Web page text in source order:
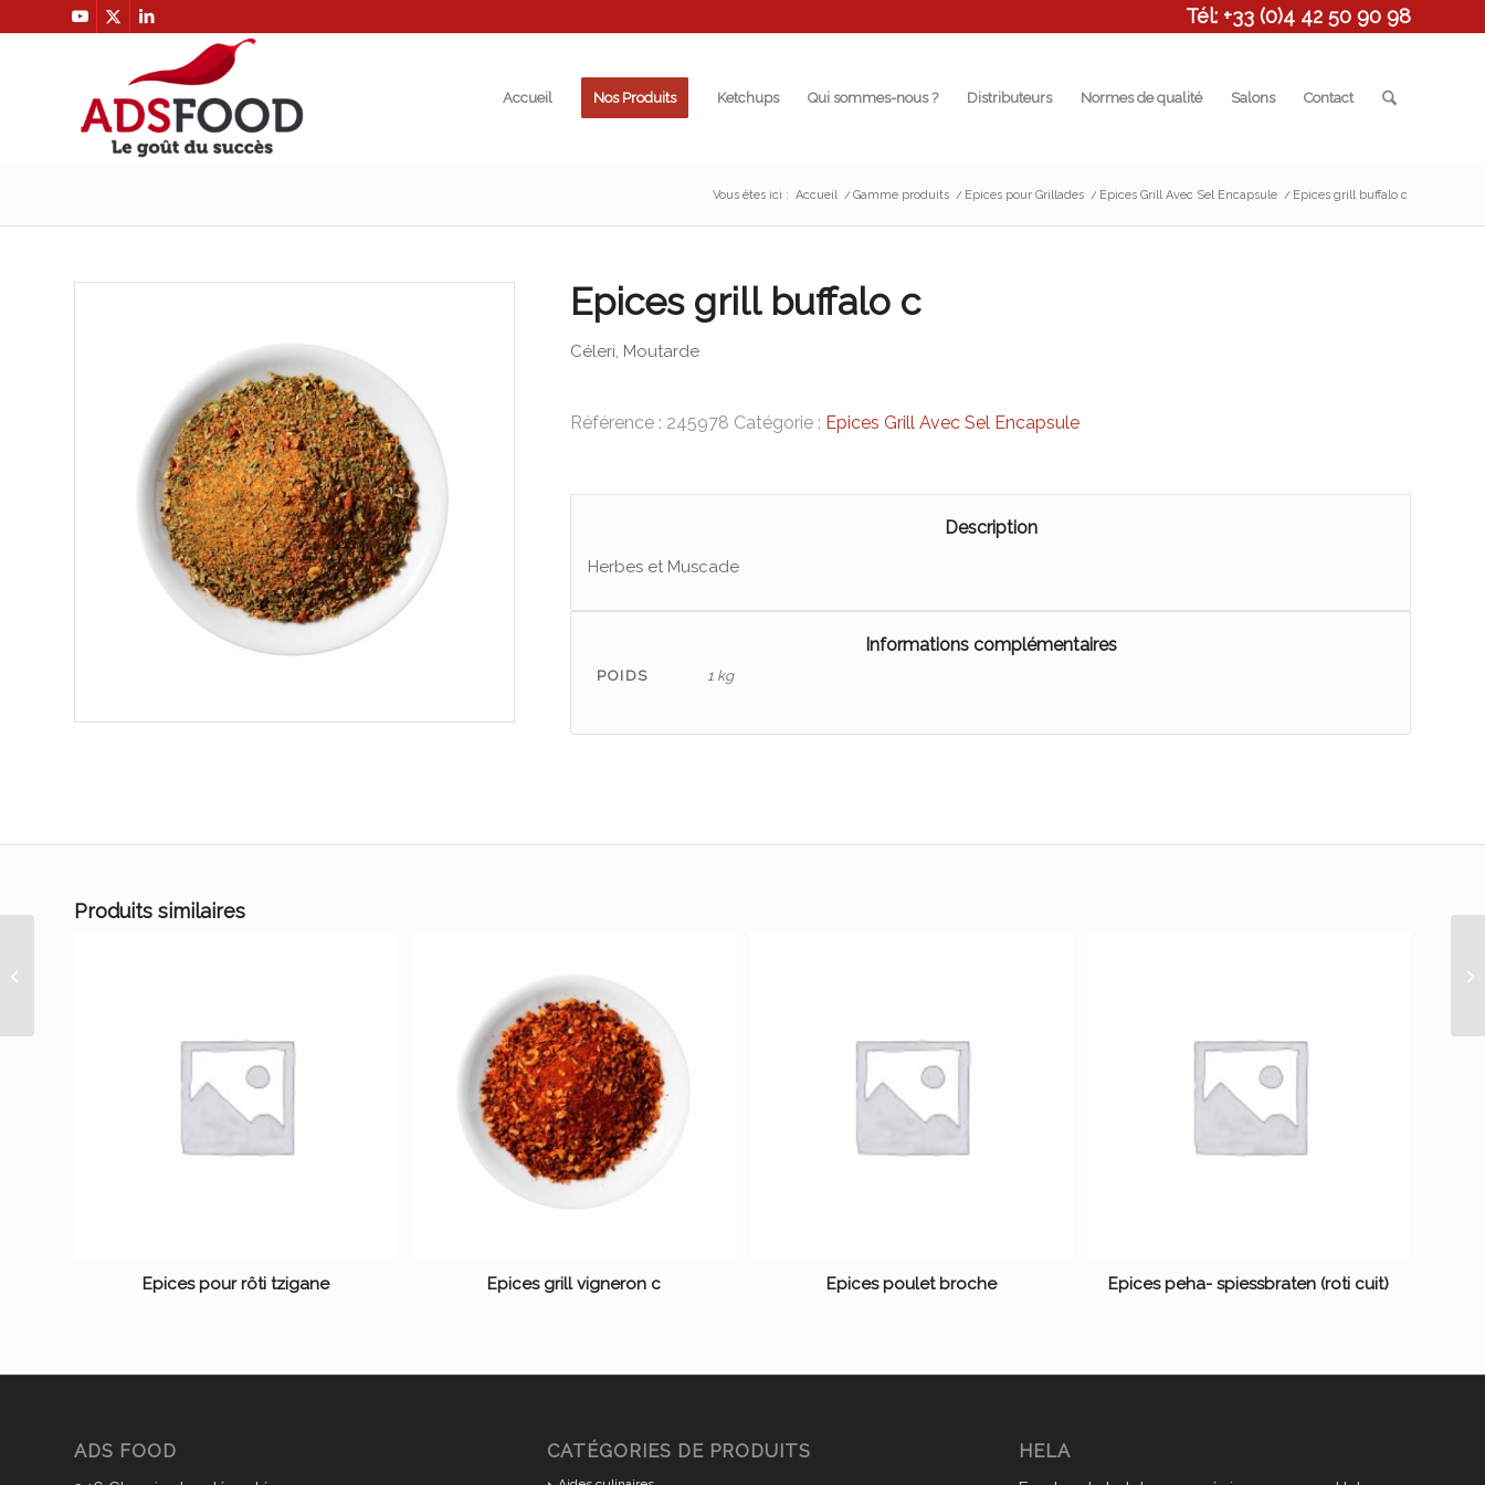
Tél: +33 (0)4 42 50 90 98
Accueil Nos Produits Ketchups Qui sommes-nous ? Distributeurs Normes de qualité Salons Contact
Vous êtes ici : Accueil / Gamme produits / Epices pour Grillades / Epices Grill Avec Sel Encapsule / Epices grill buffalo c
Epices grill buffalo c
Céleri, Moutarde
Référence : 245978 Catégorie : Epices Grill Avec Sel Encapsule
Description
Herbes et Muscade
Informations complémentaires
POIDS 1 kg
Produits similaires
Epices pour rôti tzigane Epices grill vigneron c Epices poulet broche Epices peha- spiessbraten (roti cuit)
ADS FOOD CATÉGORIES DE PRODUITS HELA